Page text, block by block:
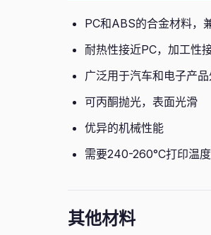
PC和ABS的合金材料，
耐热性接近PC，加工性
广泛用于汽车和电子产
可丙酮抛光，表面光滑
优异的机械性能
需要240-260°C打印温
其他材料